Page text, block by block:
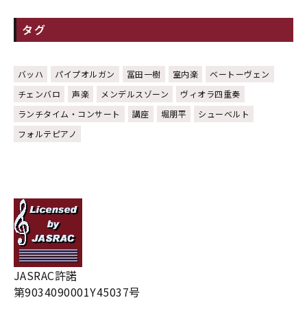
タグ
バッハ パイプオルガン 冨田一樹 室内楽
ベートーヴェン
チェンバロ
声楽 メンデルスゾーン
ヴィオラ四重奏
ランチタイム・コンサート
講座 堀朋平
シューベルト
フォルテピアノ
JASRAC許諾
第9034090001Y45037号